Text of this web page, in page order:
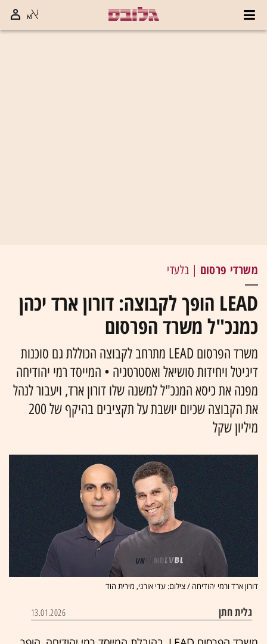
משרדי פרסום | בלעדי
LEAD הופך לקבוצה: דורון ארד יכהן
כמנכ"ל משרד הפרסום
משרד הפרסום LEAD מתרחב לקבוצה הכוללת גם סוכנות
דיגיטל ויחידות סושיאל ואסטרטגיה • המייסד רמי יהודיחה
מפנה את כיסא המנכ"ל למשנה שלו דורון ארד, ויעבור לנהל
את הקבוצה שכיום יושבת על תקציבים בהיקף של 200
מיליון שקל
דורון ארד ורמי יהודיחה / צילום: עדי אורני, מירית הוד
גלית חתן 13.01.2026